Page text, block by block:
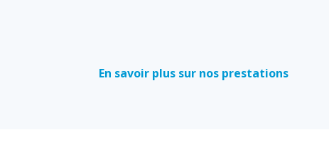
En savoir plus sur nos prestations